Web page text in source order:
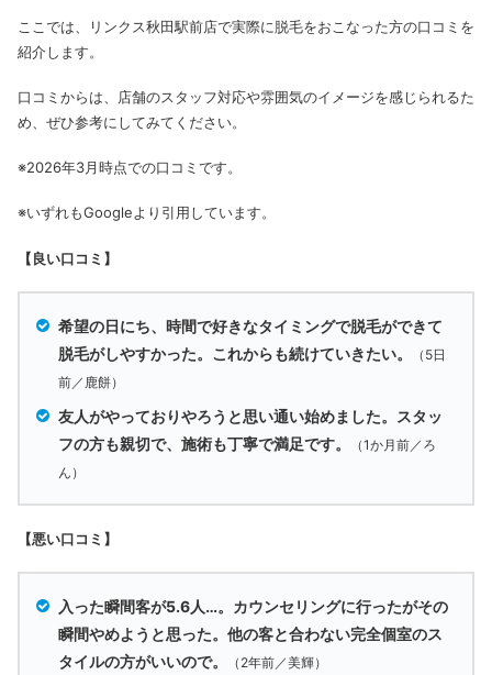
ここでは、リンクス秋田駅前店で実際に脱毛をおこなった方の口コミを
紹介します。
口コミからは、店舗のスタッフ対応や雰囲気のイメージを感じられるた
め、ぜひ参考にしてみてください。
※2026年3月時点での口コミです。
※いずれもGoogleより引用しています。
【良い口コミ】
希望の日にち、時間で好きなタイミングで脱毛ができて
脱毛がしやすかった。これからも続けていきたい。
（5日
前／鹿餅）
友人がやっておりやろうと思い通い始めました。スタッ
フの方も親切で、施術も丁寧で満足です。
（1か月前／ろ
ん）
【悪い口コミ】
入った瞬間客が5.6人…。カウンセリングに行ったがその
瞬間やめようと思った。他の客と合わない完全個室のス
タイルの方がいいので。
（2年前／美輝）